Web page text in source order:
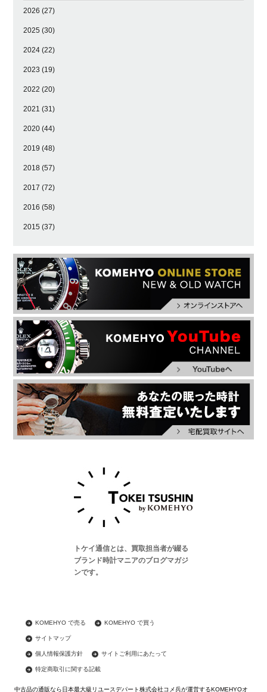
2026 (27)
2025 (30)
2024 (22)
2023 (19)
2022 (20)
2021 (31)
2020 (44)
2019 (48)
2018 (57)
2017 (72)
2016 (58)
2015 (37)
トケイ通信とは、買取担当者が綴る
ブランド時計マニアのブログマガジ
ンです。
KOMEHYO で売る KOMEHYO で買う
サイトマップ
個人情報保護方針 サイトご利用にあたって
特定商取引に関する記載
中古品の通販なら日本最大級リユースデパート株式会社コメ兵が運営するKOMEHYOオ